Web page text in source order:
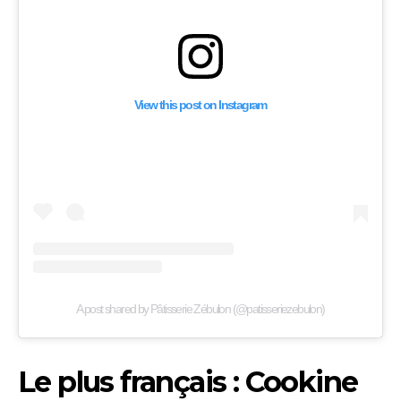
View this post on Instagram
A post shared by Pâtisserie Zébulon (@patisseriezebulon)
Le plus français : Cookine